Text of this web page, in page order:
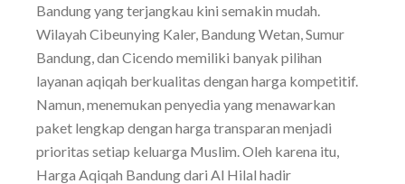
Bandung yang terjangkau kini semakin mudah.
Wilayah Cibeunying Kaler, Bandung Wetan, Sumur
Bandung, dan Cicendo memiliki banyak pilihan
layanan aqiqah berkualitas dengan harga kompetitif.
Namun, menemukan penyedia yang menawarkan
paket lengkap dengan harga transparan menjadi
prioritas setiap keluarga Muslim. Oleh karena itu,
Harga Aqiqah Bandung dari Al Hilal hadir